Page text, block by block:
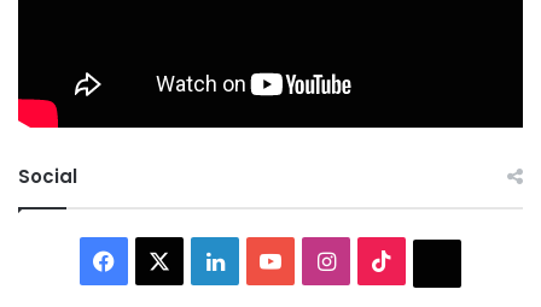
Social
Facebook LinkedInYouTubeInstagram